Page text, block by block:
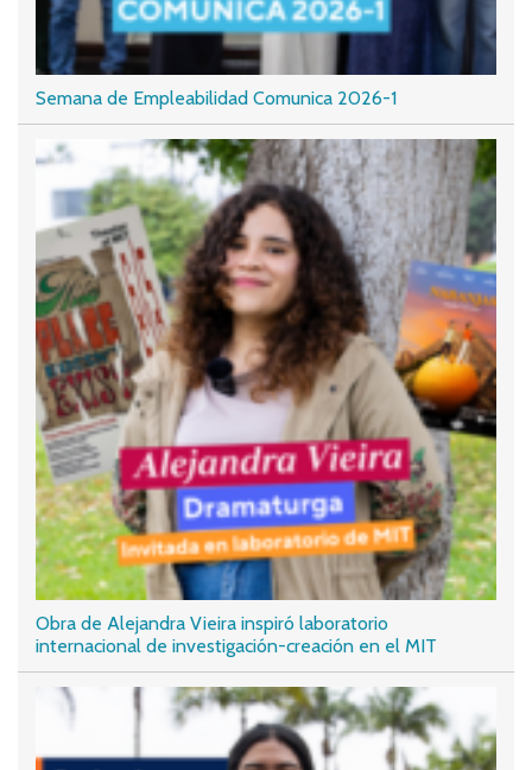
Semana de Empleabilidad Comunica 2026-1
Obra de Alejandra Vieira inspiró laboratorio
internacional de investigación-creación en el MIT